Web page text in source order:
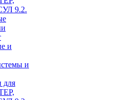
9.2.
и
и
для